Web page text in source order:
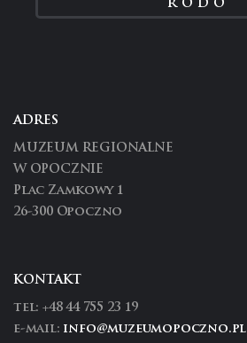
RODO
ADRES
MUZEUM REGIONALNE
W OPOCZNIE
Plac Zamkowy 1
26-300 Opoczno
KONTAKT
tel: +48 44 755 23 19
e-mail: info@muzeumopoczno.pl